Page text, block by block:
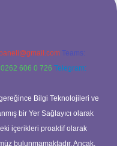
Teams:
606 0 726 Telegram:
Bilgi Teknolojileri ve
bir Yer Sağlayıcı olarak
içerikleri proaktif olarak
bulunmamaktadır. Ancak,